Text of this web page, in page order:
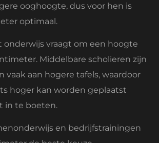
ooghoogte, dus voor hen is
optimaal.
onderwijs vraagt om een hoogte
Middelbare scholieren zijn
vaak aan hogere tafels, waardoor
hoger kan worden geplaatst
in te boeten.
en bedrijfstrainingen